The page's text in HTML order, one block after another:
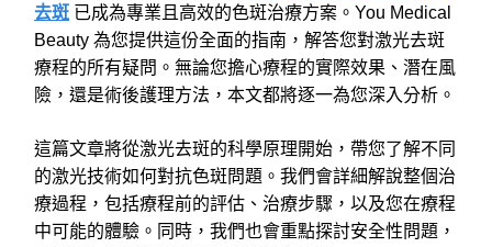
去斑 已成為專業且高效的色斑治療方案。You Medical
Beauty 為您提供這份全面的指南，解答您對激光去斑
療程的所有疑問。無論您擔心療程的實際效果、潛在風
險，還是術後護理方法，本文都將逐一為您深入分析。
這篇文章將從激光去斑的科學原理開始，帶您了解不同
的激光技術如何對抗色斑問題。我們會詳細解說整個治
療過程，包括療程前的評估、治療步驟，以及您在療程
中可能的體驗。同時，我們也會重點探討安全性問題，